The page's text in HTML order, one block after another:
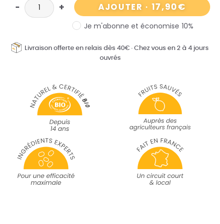
AJOUTER · 17,90€
Je m'abonne et économise 10%
Livraison offerte en relais dès 40€·Chez vous en 2 à 4 jours
ouvrés